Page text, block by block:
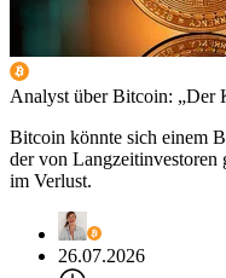
Analyst über Bitcoin: „Der
Bitcoin könnte sich einem
der von Langzeitinvestoren
im Verlust.
26.07.2026